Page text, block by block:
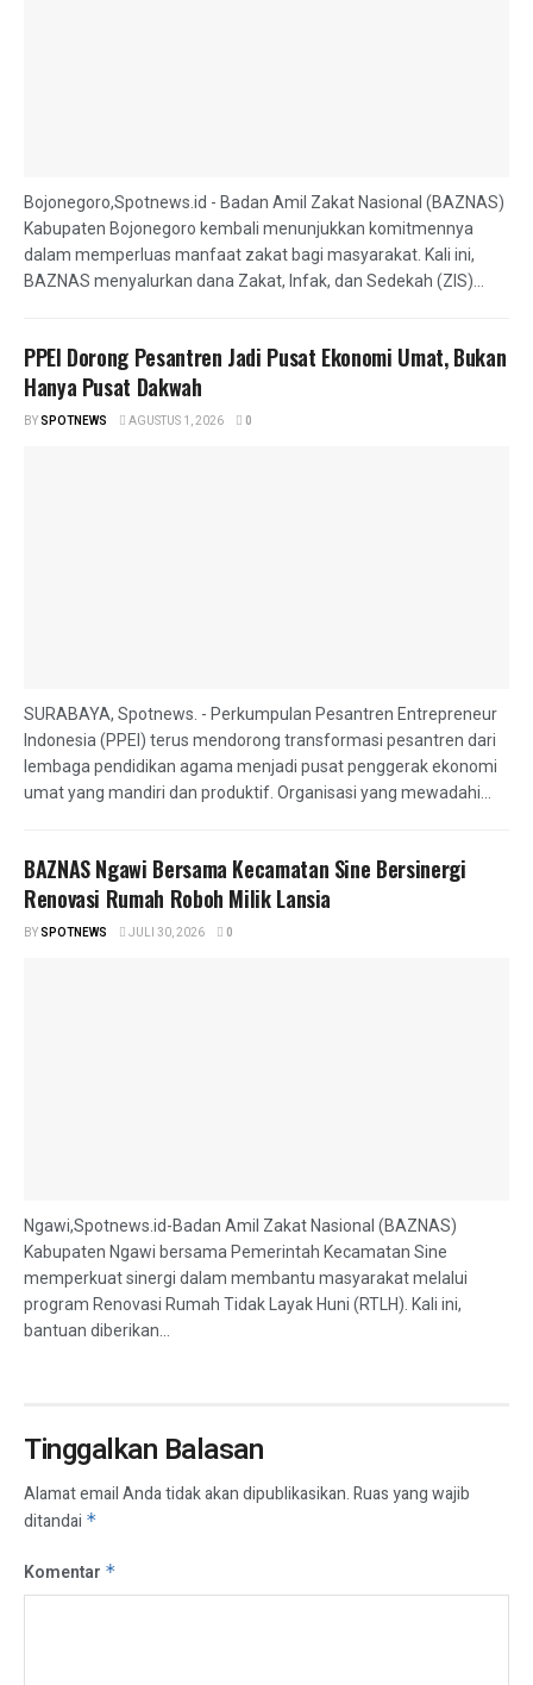
Bojonegoro,Spotnews.id - Badan Amil Zakat Nasional (BAZNAS)
Kabupaten Bojonegoro kembali menunjukkan komitmennya
dalam memperluas manfaat zakat bagi masyarakat. Kali ini,
BAZNAS menyalurkan dana Zakat, Infak, dan Sedekah (ZIS)...
PPEI Dorong Pesantren Jadi Pusat Ekonomi Umat, Bukan
Hanya Pusat Dakwah
BYSPOTNEWS AGUSTUS 1, 2026 0
SURABAYA, Spotnews. - Perkumpulan Pesantren Entrepreneur
Indonesia (PPEI) terus mendorong transformasi pesantren dari
lembaga pendidikan agama menjadi pusat penggerak ekonomi
umat yang mandiri dan produktif. Organisasi yang mewadahi...
BAZNAS Ngawi Bersama Kecamatan Sine Bersinergi
Renovasi Rumah Roboh Milik Lansia
BYSPOTNEWS JULI 30, 2026 0
Ngawi,Spotnews.id-Badan Amil Zakat Nasional (BAZNAS)
Kabupaten Ngawi bersama Pemerintah Kecamatan Sine
memperkuat sinergi dalam membantu masyarakat melalui
program Renovasi Rumah Tidak Layak Huni (RTLH). Kali ini,
bantuan diberikan...
Tinggalkan Balasan
Alamat email Anda tidak akan dipublikasikan.Ruas yang wajib
ditandai *
Komentar *